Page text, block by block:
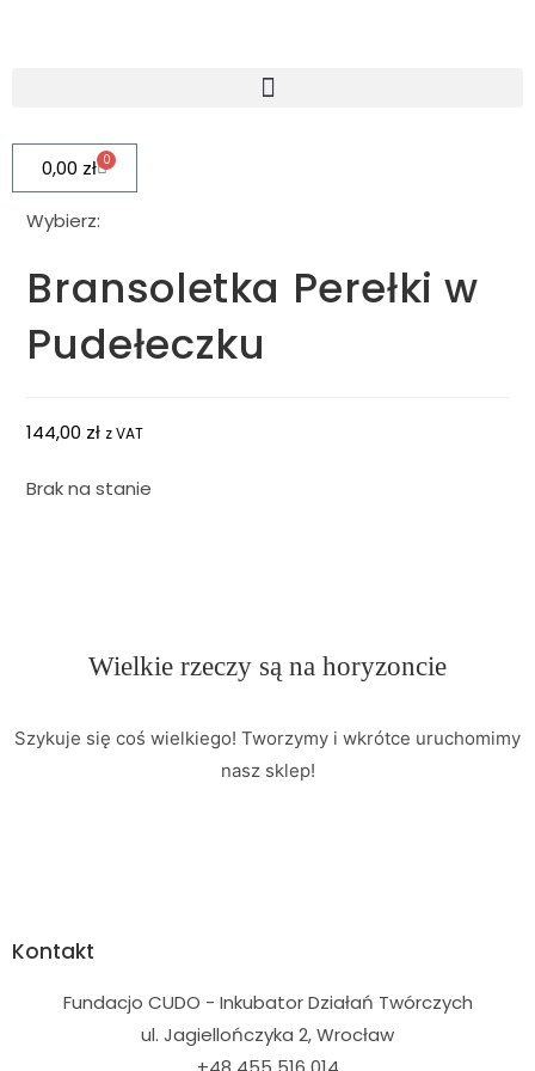
0,00 zł 0
Wybierz:
Bransoletka Perełki w
Pudełeczku
144,00 zł z VAT
Brak na stanie
Wielkie rzeczy są na horyzoncie
Szykuje się coś wielkiego! Tworzymy i wkrótce uruchomimy
nasz sklep!
Kontakt
Fundacjo CUDO - Inkubator Działań Twórczych
ul. Jagiellończyka 2, Wrocław